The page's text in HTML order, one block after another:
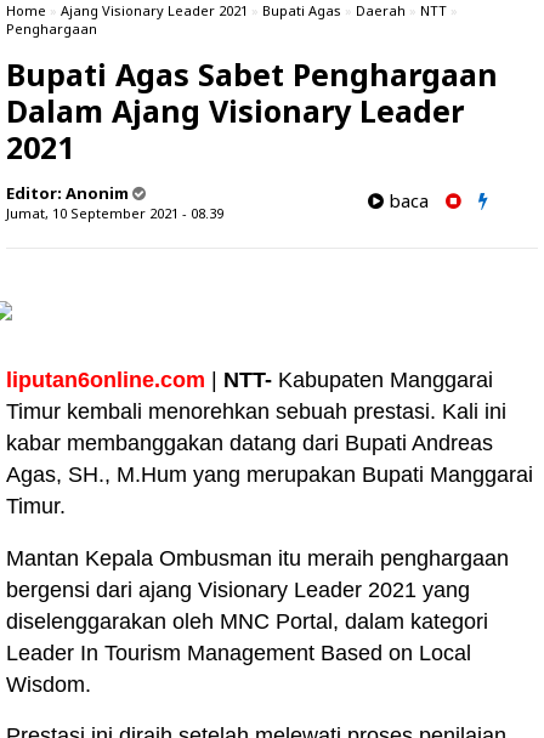
Home » Ajang Visionary Leader 2021 » Bupati Agas » Daerah » NTT »
Penghargaan
Bupati Agas Sabet Penghargaan
Dalam Ajang Visionary Leader
2021
Editor: Anonim
Jumat, 10 September 2021 - 08.39
baca
liputan6online.com NTT- Kabupaten Manggarai
Timur kembali menorehkan sebuah prestasi. Kali ini
kabar membanggakan datang dari Bupati Andreas
Agas, SH., M.Hum yang merupakan Bupati Manggarai
Timur.
Mantan Kepala Ombusman itu meraih penghargaan
bergensi dari ajang Visionary Leader 2021 yang
diselenggarakan oleh MNC Portal, dalam kategori
Leader In Tourism Management Based on Local
Wisdom.